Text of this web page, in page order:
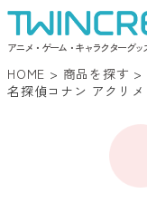
アニメ・ゲーム・キャラクターグ
HOME > 商品を探す >
名探偵コナン アクリ